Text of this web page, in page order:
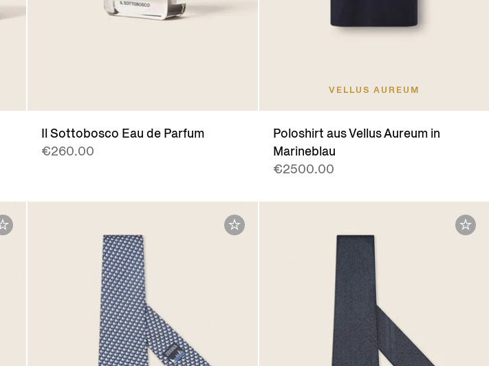
Il Sottobosco Eau de Parfum
€260.00
VELLUS AUREUM
Poloshirt aus Vellus Aureum in
Marineblau
€2500.00